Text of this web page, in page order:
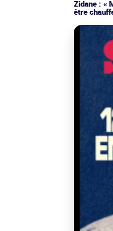
Zidane : «
être